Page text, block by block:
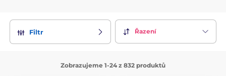
Filtr Řazení
Zobrazujeme 1-24 z 832 produktů